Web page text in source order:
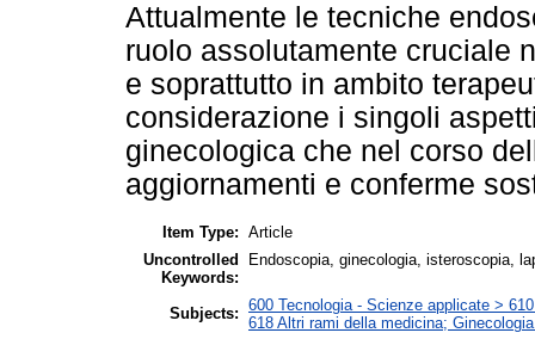
Attualmente le tecniche
ruolo assolutamente cruciale
e soprattutto in ambito
considerazione i singoli
ginecologica che nel corso
aggiornamenti e conferme
Item Type: Article
Uncontrolled
Keywords:
Endoscopia, ginecologia, isteroscopia,
Subjects: 600 Tecnologia - Scienze applicate >
618 Altri rami della medicina;